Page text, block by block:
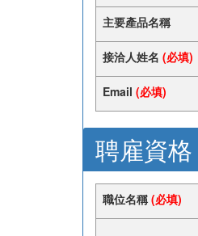
主要產品名稱
接洽人姓名 (必填)
Email (必填)
聘雇資格
職位名稱 (必填)